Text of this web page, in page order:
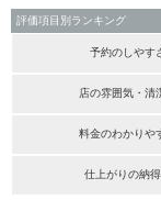
評価項目別ランキング
予約のしやす
店の雰囲気・清
料金のわかりや
仕上がりの納